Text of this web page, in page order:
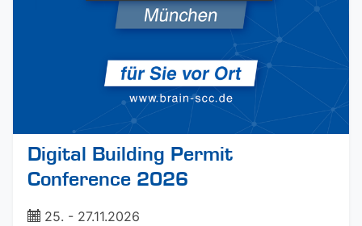
Digital Building Permit
Conference 2026
ticket25. - 27.11.2026